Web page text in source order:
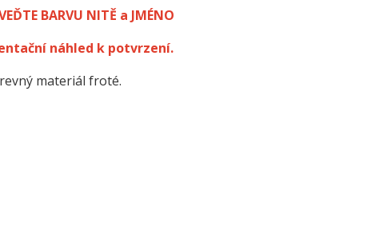
BARVU NITĚ a JMÉNO
náhled k potvrzení.
materiál froté.